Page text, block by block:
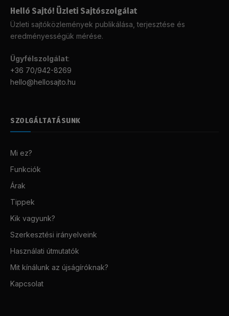
Helló Sajtó! Üzleti Sajtószolgálat
Üzleti sajtóközlemények publikálása, terjesztése és
eredményességük mérése.
Ügyfélszolgálat:
+36 70/942-8269
hello@hellosajto.hu
SZOLGÁLTATÁSUNK
Mi ez?
Funkciók
Árak
Tippek
Kik vagyunk?
Szerkesztési irányelveink
Használati útmutatók
Mit kínálunk az újságíróknak?
Kapcsolat